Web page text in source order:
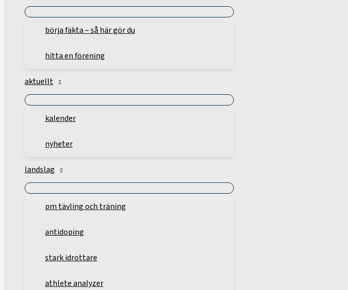
börja fäkta – så här gör du
hitta en förening
aktuellt
kalender
nyheter
landslag
pm tävling och träning
antidoping
stark idrottare
athlete analyzer